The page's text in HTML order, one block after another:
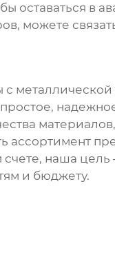
оставаться в
можете
металлической
наша цель
и бюджету.